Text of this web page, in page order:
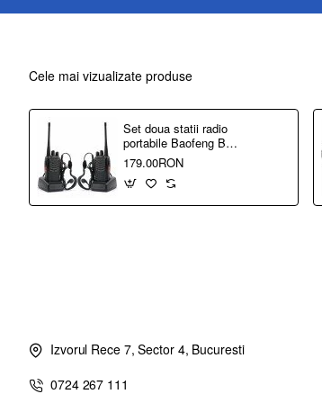
Cele mai vizualizate produse
Set doua statii radio
portabile Baofeng BF-
888S, UHF 400-470
Mhz, putere emisie
2W
179.00RON
Izvorul Rece 7, Sector 4, Bucuresti
0724 267 111